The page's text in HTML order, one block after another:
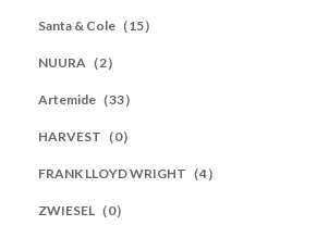
Santa & Cole（15）
NUURA（2）
Artemide（33）
HARVEST（0）
FRANK LLOYD WRIGHT（4）
ZWIESEL（0）